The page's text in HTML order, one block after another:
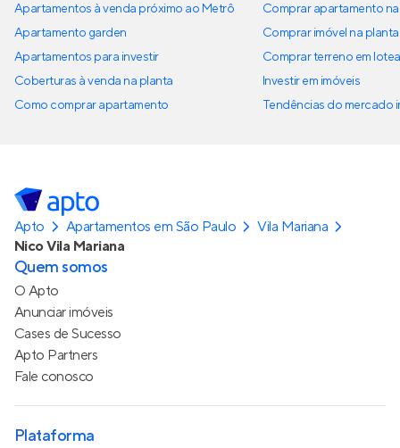
Apartamentos à venda próximo ao Metrô
Apartamento garden
Apartamentos para investir
Coberturas à venda na planta
Como comprar apartamento
Comprar apartamento
Comprar imóvel na planta
Comprar terreno em
Investir em imóveis
Tendências do mercado
Apto Apartamentos em São Paulo
Vila Mariana
Nico Vila Mariana
Quem somos
O Apto
Anunciar imóveis
Cases de Sucesso
Apto Partners
Fale conosco
Plataforma